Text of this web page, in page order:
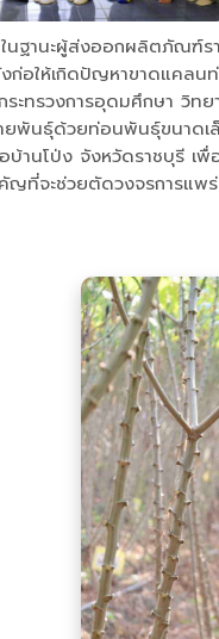
นฐานะผู้ส่งออกผลิตภัณ
ให้เกิดปัญหาขาดแคลน
ะทรวงการอุดมศึกษา วิ
พันธุ์ด้วยท่อนพันธุ์ขนาด
านโป่ง จังหวัดราชบุรี เ
จะช่วยตัดวงจรการแพ